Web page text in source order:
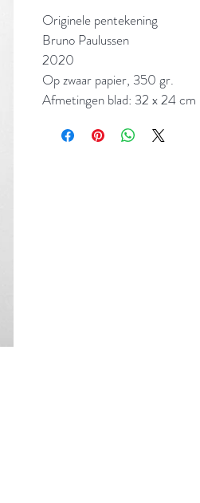
Originele pentekening
Bruno Paulussen
2020
Op zwaar papier, 350 gr.
Afmetingen blad: 32 x 24 cm